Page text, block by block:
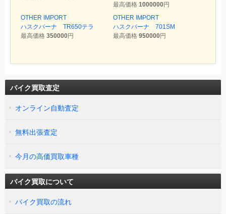
最高価格 1000000円
OTHER IMPORT
ハスクバーナ TR650テラ
最高価格 350000円
OTHER IMPORT
ハスクバーナ 701SM
最高価格 950000円
バイク買取査定
オンライン自動査定
無料出張査定
今月の高価買取車種
バイク買取について
バイク買取の流れ